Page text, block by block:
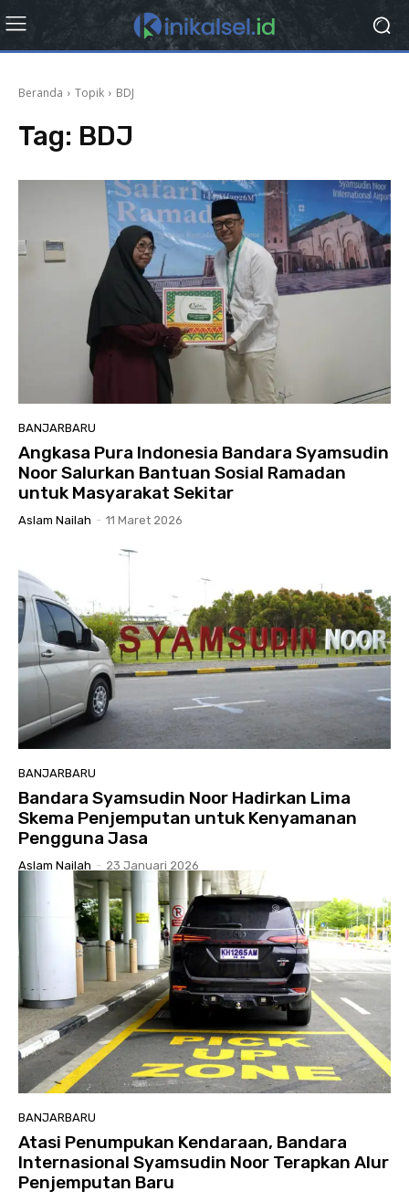
Beranda Topik BDJ
Tag: BDJ
BANJARBARU
Angkasa Pura Indonesia Bandara Syamsudin
Noor Salurkan Bantuan Sosial Ramadan
untuk Masyarakat Sekitar
Aslam Nailah - 11 Maret 2026
BANJARBARU
Bandara Syamsudin Noor Hadirkan Lima
Skema Penjemputan untuk Kenyamanan
Pengguna Jasa
Aslam Nailah - 23 Januari 2026
BANJARBARU
Atasi Penumpukan Kendaraan, Bandara
Internasional Syamsudin Noor Terapkan Alur
Penjemputan Baru